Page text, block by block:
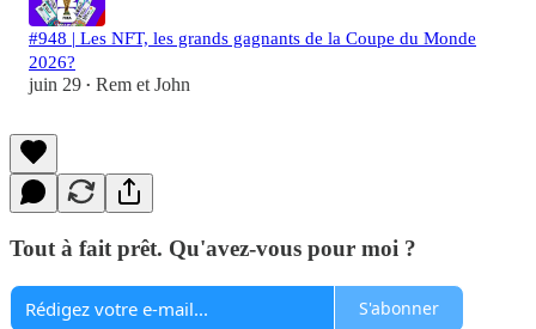
#948 | Les NFT, les grands gagnants de la Coupe du Monde
2026?
juin 29 • Rem et John
Tout à fait prêt. Qu'avez-vous pour moi ?
S'abonner